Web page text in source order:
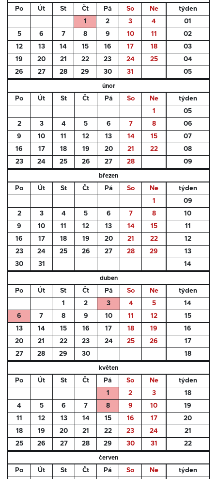
Po Út St Čt Pá So Ne
týden
1
2 3 4
01
5
6 7 8 9 10 11
02
12
13 14 15 16 17 18
03
19
20 21 22 23 24 25
04
26
27 28 29 30 31 05
únor
Po Út St Čt Pá So Ne
týden
1
05
2
3 4 5 6 7 8
06
9
10 11 12 13 14 15
07
16
17 18 19 20 21 22
08
23
24 25 26 27 28 09
březen
Po Út St Čt Pá So Ne
týden
1
09
2
3 4 5 6 7 8
10
9
10 11 12 13 14 15
11
16
17 18 19 20 21 22
12
23
24 25 26 27 28 29
13
30
31 14
duben
Po Út St Čt Pá So Ne
týden
1
2 3 4 5
14
6
7 8 9 10 11 12
15
13
14 15 16 17 18 19
16
20
21 22 23 24 25 26
17
27
28 29 30 18
květen
Po Út St Čt Pá So Ne
týden
1
2 3
18
4
5 6 7 8 9 10
19
11
12 13 14 15 16 17
20
18
19 20 21 22 23 24
21
25
26 27 28 29 30 31 22
červen
Po Út St Čt Pá So Ne
týden